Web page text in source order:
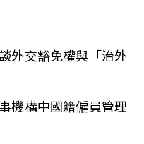
外交豁免權與「治外
機構中國籍僱員管理